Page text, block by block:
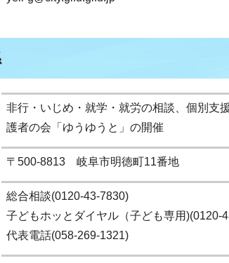
非行・いじめ・就学・就労の相談、個別支
護者の会「ゆうゆうと」の開催
〒500-8813 岐阜市明徳町11番地
総合相談(0120-43-7830)
子どもホッとダイヤル（子ども専用)(0120-
代表電話(058-269-1321)